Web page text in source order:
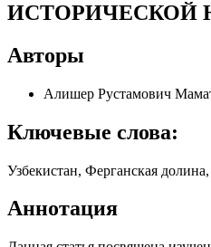
ИСТОРИЧЕСКОЙ
Авторы
Алишер Рустамович
Ключевые слова:
Узбекистан, Ферганская
Аннотация